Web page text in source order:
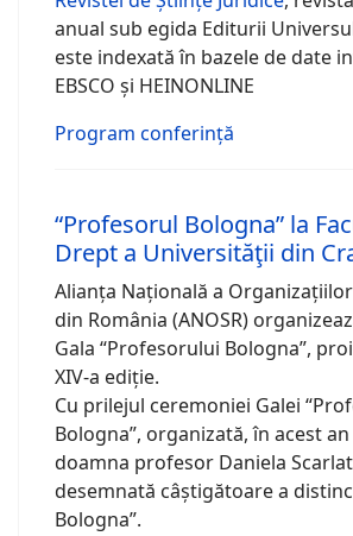
anual sub egida Editurii
este indexată în bazele de date
EBSCO și HEINONLINE
Program conferință
“Profesorul Bologna” la
Drept a Universităţii din
Alianța Națională a
din România (ANOSR)
Gala “Profesorului Bologna”,
XIV-a ediție.
Cu prilejul ceremoniei Galei
Bologna”, organizată, în acest
doamna profesor Daniela
desemnată câștigătoare a
Bologna”.